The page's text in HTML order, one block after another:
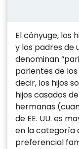
El cónyuge, los
y los padres de
denominan
parientes de
decir, los hijos
hijos casados
hermanas
de EE. UU. es
en la categoría
preferencial